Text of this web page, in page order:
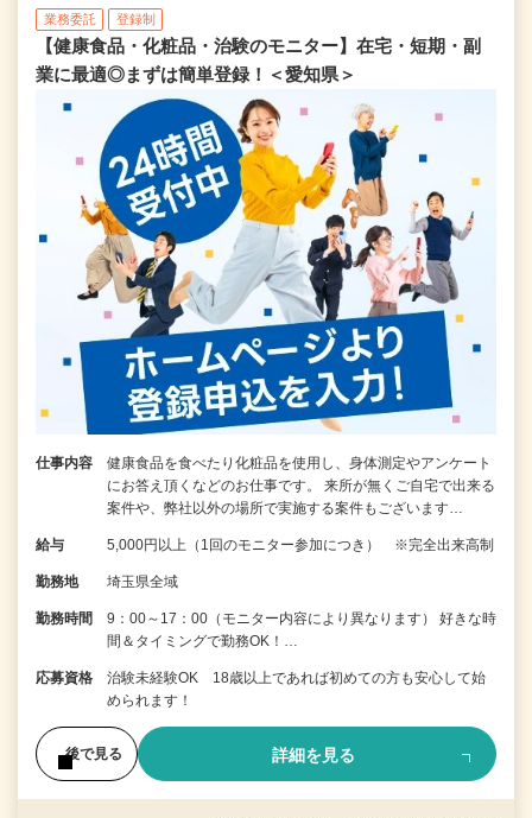
業務委託 登録制
【健康食品・化粧品・治験のモニター】在宅・短期・副
業に最適◎まずは簡単登録！＜愛知県＞
仕事内容
健康食品を食べたり化粧品を使用し、身体測定やアンケート
にお答え頂くなどのお仕事です。 来所が無くご自宅で出来る
案件や、弊社以外の場所で実施する案件もございます…
給与 5,000円以上（1回のモニター参加につき） ※完全出来高制
勤務地 埼玉県全域
勤務時間
9：00～17：00（モニター内容により異なります） 好きな時
間＆タイミングで勤務OK！…
応募資格
治験未経験OK 18歳以上であれば初めての方も安心して始
められます！
後で見る 詳細を見る